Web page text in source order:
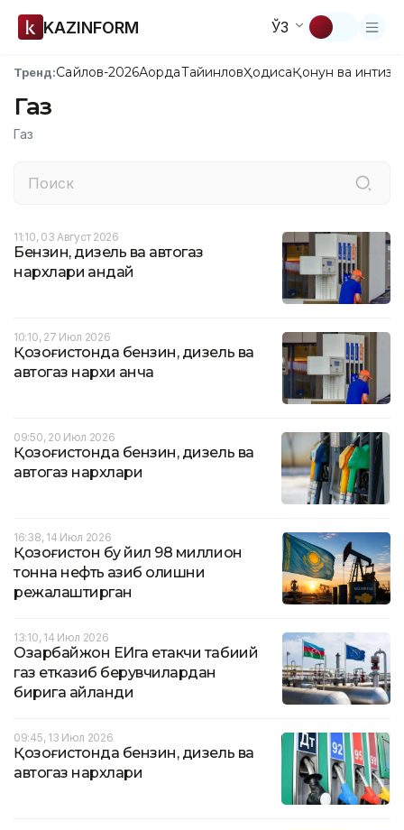
KAZINFORM ЎЗ
Тренд:Сайлов-2026АқордаТайинловҲодисаҚонун ва
Газ
Газ
11:10, 03 Август 2026
Бензин, дизель ва автогаз
нархлари қандай
10:10, 27 Июл 2026
Қозоғистонда бензин, дизель ва
автогаз нархи қанча
09:50, 20 Июл 2026
Қозоғистонда бензин, дизель ва
автогаз нархлари
16:38, 14 Июл 2026
Қозоғистон бу йил 98 миллион
тонна нефть қазиб олишни
режалаштирган
13:10, 14 Июл 2026
Озарбайжон ЕИга етакчи табиий
газ етказиб берувчилардан
бирига айланди
09:45, 13 Июл 2026
Қозоғистонда бензин, дизель ва
автогаз нархлари